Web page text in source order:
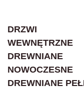
DRZWI
WEWNĘTRZNE
DREWNIANE
NOWOCZESNE
DREWNIANE